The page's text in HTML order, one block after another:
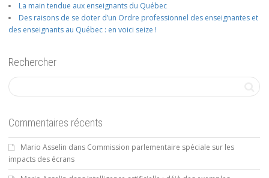
La main tendue aux enseignants du Québec
Des raisons de se doter d’un Ordre professionnel des enseignantes et
des enseignants au Québec : en voici seize !
Rechercher
Commentaires récents
Mario Asselin dans Commission parlementaire spéciale sur les
impacts des écrans